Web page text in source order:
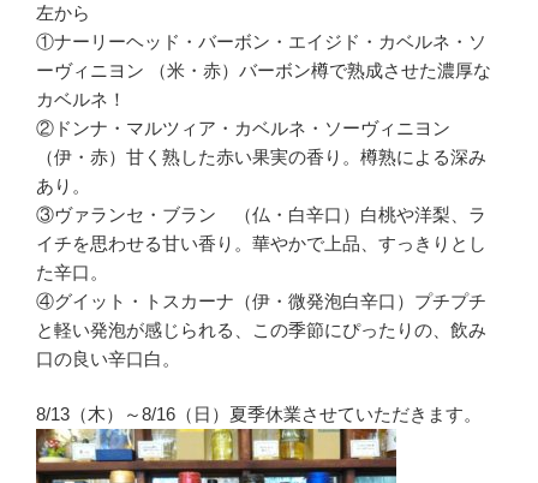
左から
①ナーリーヘッド・バーボン・エイジド・カベルネ・ソ
ーヴィニヨン （米・赤）バーボン樽で熟成させた濃厚な
カベルネ！
②ドンナ・マルツィア・カベルネ・ソーヴィニヨン
（伊・赤）甘く熟した赤い果実の香り。樽熟による深み
あり。
③ヴァランセ・ブラン （仏・白辛口）白桃や洋梨、ラ
イチを思わせる甘い香り。華やかで上品、すっきりとし
た辛口。
④グイット・トスカーナ（伊・微発泡白辛口）プチプチ
と軽い発泡が感じられる、この季節にぴったりの、飲み
口の良い辛口白。
8/13（木）～8/16（日）夏季休業させていただきます。